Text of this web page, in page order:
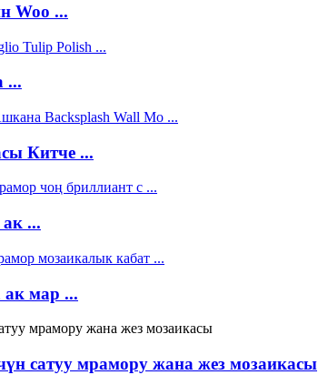
Woo ...
...
Китче ...
...
ак мар ...
сатуу мрамору жана жез мозаикасы